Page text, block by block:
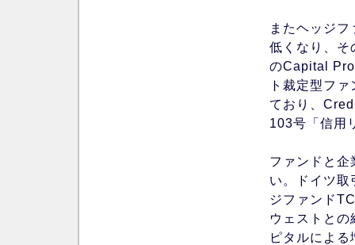
またヘッジ
低くなり、そ
のCapital
ト裁定型フ
ており、
103号「信用
ファンドと企
い。ドイツ取
ジファンド
ウェストと
ピタルによ